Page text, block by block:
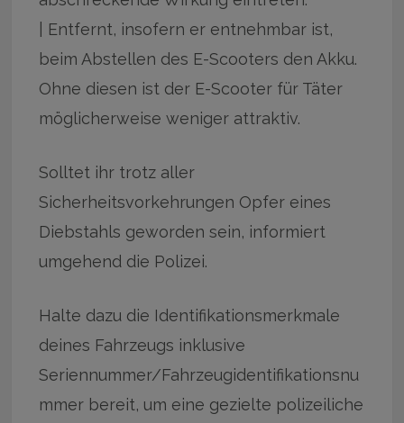
| Entfernt, insofern er entnehmbar ist,
beim Abstellen des E-Scooters den Akku.
Ohne diesen ist der E-Scooter für Täter
möglicherweise weniger attraktiv.
Solltet ihr trotz aller
Sicherheitsvorkehrungen Opfer eines
Diebstahls geworden sein, informiert
umgehend die Polizei.
Halte dazu die Identifikationsmerkmale
deines Fahrzeugs inklusive
Seriennummer/Fahrzeugidentifikationsnu
mmer bereit, um eine gezielte polizeiliche